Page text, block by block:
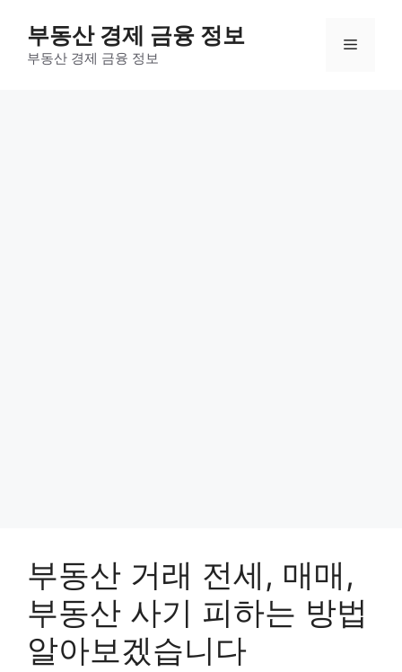
부동산 경제 금융 정보
부동산 경제 금융 정보
메
부동산 거래 전세, 매매,
부동산 사기 피하는 방법
알아보겠습니다